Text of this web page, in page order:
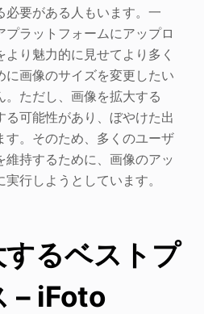
必要がある人もいます。一
ラットフォームにアップロ
り魅力的に見せてより多く
に画像のサイズを変更したい
。ただし、画像を拡大する
る可能性があり、ぼやけた出
す。そのため、多くのユーザ
持するために、画像のアッ
行しようとしています。
るベストプ
– iFoto